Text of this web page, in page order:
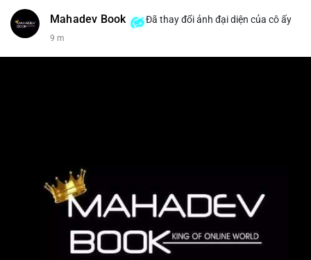
Mahadev Book Đã thay đổi ảnh đại diện của cô ấy
9 m